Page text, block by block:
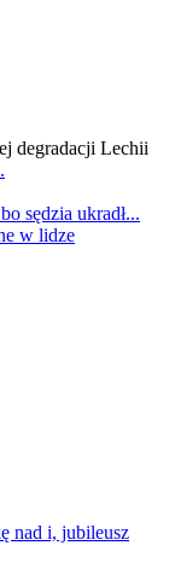
degradacji Lechii
sędzia ukradł...
w lidze
nad i, jubileusz